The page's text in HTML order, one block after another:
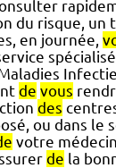
du risque, un
en journée,
de vous
des
ou dans le
votre
de la